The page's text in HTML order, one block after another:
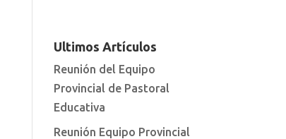
Ultimos Artículos
Reunión del Equipo
Provincial de Pastoral
Educativa
Reunión Equipo Provincial